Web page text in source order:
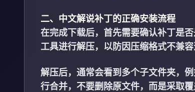
二、中文解说补丁的正确安装流程
在完成下载后，首先需要确认补丁是
工具进行解压，以防因压缩格式不兼容
解压后，通常会看到多个子文件夹，
行合并，不要删除原文件，而是采取